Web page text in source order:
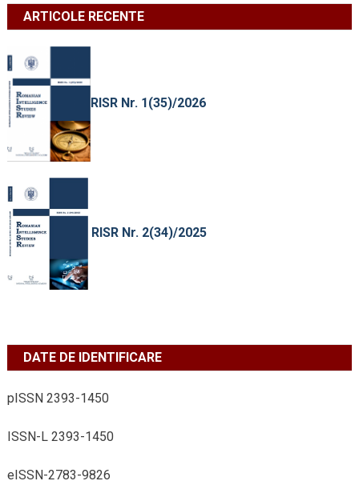
ARTICOLE RECENTE
RISR Nr. 1(35)/2026
RISR Nr. 2(34)/2025
DATE DE IDENTIFICARE
pISSN 2393-1450
ISSN-L 2393-1450
eISSN-2783-9826